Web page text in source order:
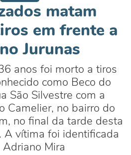
matam
em frente a
Jurunas
anos foi morto a tiros
como Beco do
São Silvestre com a
Camelier, no bairro do
no final da tarde desta
A vítima foi identificada
Adriano Mira